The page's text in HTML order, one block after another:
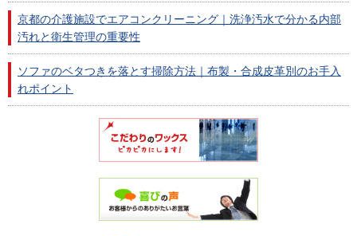
京都の介護施設でエアコンクリーニング｜洗浄汚水で分かる内部
汚れと衛生管理の重要性
ソファのベタつきを落とす掃除方法｜布製・合成皮革別のお手入
れポイント